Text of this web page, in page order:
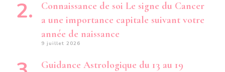
Connaissance de soi Le signe du Cancer
a une importance capitale suivant votre
année de naissance
9 juillet 2026
Guidance Astrologique du 13 au 19